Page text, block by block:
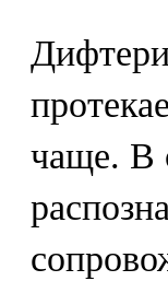
чаще. В